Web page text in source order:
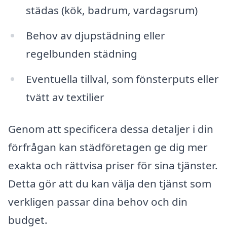
städas (kök, badrum, vardagsrum)
Behov av djupstädning eller
regelbunden städning
Eventuella tillval, som fönsterputs eller
tvätt av textilier
Genom att specificera dessa detaljer i din
förfrågan kan städföretagen ge dig mer
exakta och rättvisa priser för sina tjänster.
Detta gör att du kan välja den tjänst som
verkligen passar dina behov och din
budget.